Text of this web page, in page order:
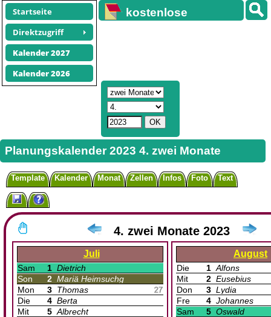
Startseite
Direktzugriff
Kalender 2027
Kalender 2026
kostenlose
Planungskalender 2023 4. zwei Monate
Template Kalender Monat Zellen Infos Foto Text
4. zwei Monate 2023
Juli
Sam 1 Dietrich
Son
2 Mariä Heimsuchg
Mon
3 Thomas
Die
4 Berta
Mit
5 Albrecht
August
Die 1 Alfons
Mit
2 Eusebius
Don
3 Lydia
Fre
4 Johannes
Sam
5 Oswald